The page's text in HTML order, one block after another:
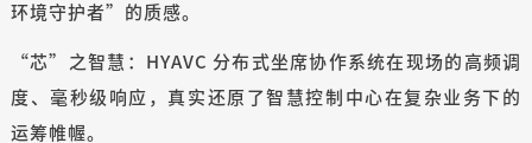
环境守护者”的质感。
“芯”之智慧：HYAVC 分布式坐席协作系统在现场的高频调
度、毫秒级响应，真实还原了智慧控制中心在复杂业务下的
运筹帷幄。